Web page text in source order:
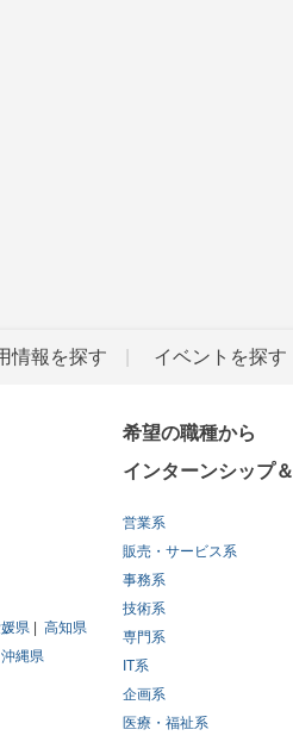
情報を探す イベントを探す
県
高知県
沖縄県
希望の職種から
インターンシップ
営業系
販売・サービス系
事務系
技術系
専門系
IT系
企画系
医療・福祉系